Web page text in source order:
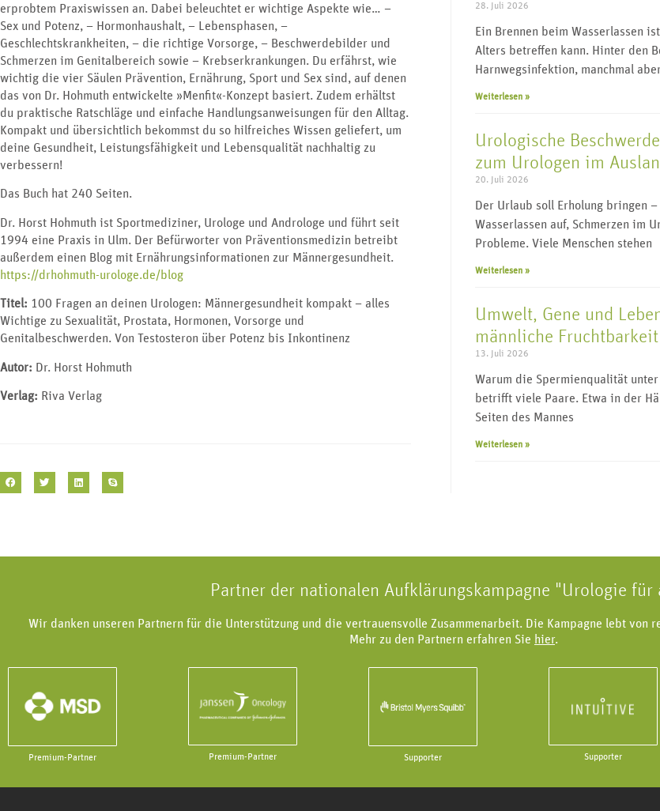
erprobtem Praxiswissen an. Dabei beleuchtet er wichtige Aspekte wie… –
Sex und Potenz, – Hormonhaushalt, – Lebensphasen, –
Geschlechtskrankheiten, – die richtige Vorsorge, – Beschwerdebilder und
Schmerzen im Genitalbereich sowie – Krebserkrankungen. Du erfährst, wie
wichtig die vier Säulen Prävention, Ernährung, Sport und Sex sind, auf denen
das von Dr. Hohmuth entwickelte »Menfit«-Konzept basiert. Zudem erhältst
du praktische Ratschläge und einfache Handlungsanweisungen für den Alltag.
Kompakt und übersichtlich bekommst du so hilfreiches Wissen geliefert, um
deine Gesundheit, Leistungsfähigkeit und Lebensqualität nachhaltig zu
verbessern!
Das Buch hat 240 Seiten.
Dr. Horst Hohmuth ist Sportmediziner, Urologe und Androloge und führt seit
1994 eine Praxis in Ulm. Der Befürworter von Präventionsmedizin betreibt
außerdem einen Blog mit Ernährungsinformationen zur Männergesundheit.
https://drhohmuth-urologe.de/blog
Titel: 100 Fragen an deinen Urologen: Männergesundheit kompakt – alles
Wichtige zu Sexualität, Prostata, Hormonen, Vorsorge und
Genitalbeschwerden. Von Testosteron über Potenz bis Inkontinenz
Autor: Dr. Horst Hohmuth
Verlag: Riva Verlag
28. Juli 2026
Ein Brennen beim Wasserlassen
Alters betreffen kann. Hinter den
Harnwegsinfektion, manchmal
Weiterlesen »
Urologische
zum Urologen im
20. Juli 2026
Der Urlaub soll Erholung bringen
Wasserlassen auf, Schmerzen im
Probleme. Viele Menschen stehen
Weiterlesen »
Umwelt, Gene und
männliche
13. Juli 2026
Warum die Spermienqualität
betrifft viele Paare. Etwa in der
Seiten des Mannes
Weiterlesen »
Partner der nationalen Aufklärungskampagne "Urologie für
Wir danken unseren Partnern für die Unterstützung und die vertrauensvolle Zusammenarbeit. Die Kampagne lebt von
Mehr zu den Partnern erfahren Sie hier.
Premium-Partner Premium-Partner Supporter Supporter